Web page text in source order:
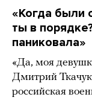
«Когда были
ты в
паниковала»
«Да, моя
Дмитрий
российская